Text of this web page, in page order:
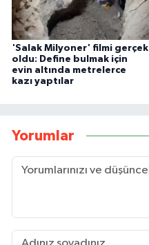
'Salak Milyoner' filmi gerçek
oldu: Define bulmak için
evin altında metrelerce
kazı yaptılar
Yorumlar